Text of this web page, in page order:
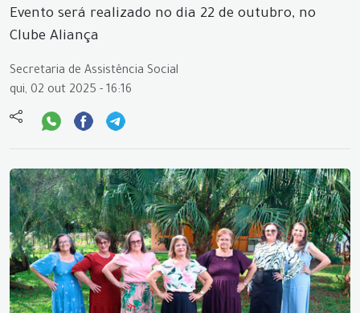
Evento será realizado no dia 22 de outubro, no
Clube Aliança
Secretaria de Assistência Social
qui, 02 out 2025 - 16:16